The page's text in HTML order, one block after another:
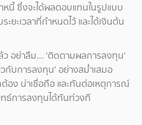
หนี้ ซึ่งจะได้ผลตอบแทนในรูปแบบ
ยะเวลาที่กำหนดไว้ และได้เงินต้น
อย่าลืม... 'ติดตามผลการลงทุน'
กับการลงทุน' อย่างสม่ำเสมอ
อง น่าเชื่อถือ และทันต่อเหตุการณ์
ธ์การลงทุนได้ทันท่วงที